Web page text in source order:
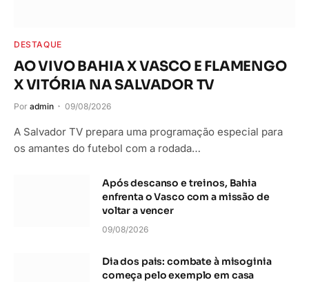
DESTAQUE
AO VIVO BAHIA X VASCO E FLAMENGO
X VITÓRIA NA SALVADOR TV
Por admin 09/08/2026
A Salvador TV prepara uma programação especial para
os amantes do futebol com a rodada…
Após descanso e treinos, Bahia
enfrenta o Vasco com a missão de
voltar a vencer
09/08/2026
Dia dos pais: combate à misoginia
começa pelo exemplo em casa